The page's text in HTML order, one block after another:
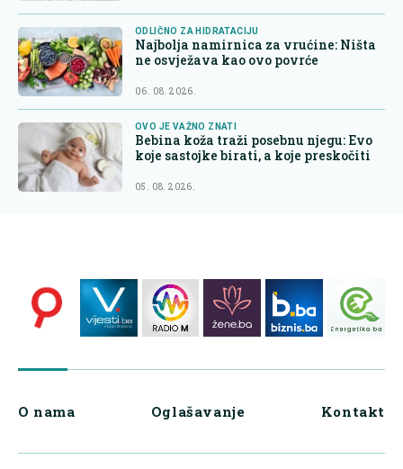
ODLIČNO ZA HIDRATACIJU
Najbolja namirnica za vrućine: Ništa
ne osvježava kao ovo povrće
06. 08. 2026.
OVO JE VAŽNO ZNATI
Bebina koža traži posebnu njegu: Evo
koje sastojke birati, a koje preskočiti
05. 08. 2026.
O nama Oglašavanje Kontakt